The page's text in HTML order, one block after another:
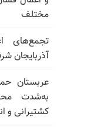
مختلف
تجمع‌های
آذربایجان
عربستان
به‌شدت
کشتیرانی و